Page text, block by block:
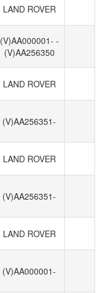
LAND ROVER
(V)AA000001- -
(V)AA256350
LAND ROVER
(V)AA256351-
LAND ROVER
(V)AA256351-
LAND ROVER
(V)AA000001-